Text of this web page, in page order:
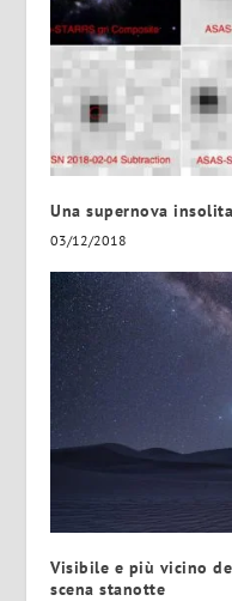
Una supernova insolita
03/12/2018
Visibile e più vicino
scena stanotte